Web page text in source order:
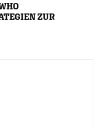
ZUR